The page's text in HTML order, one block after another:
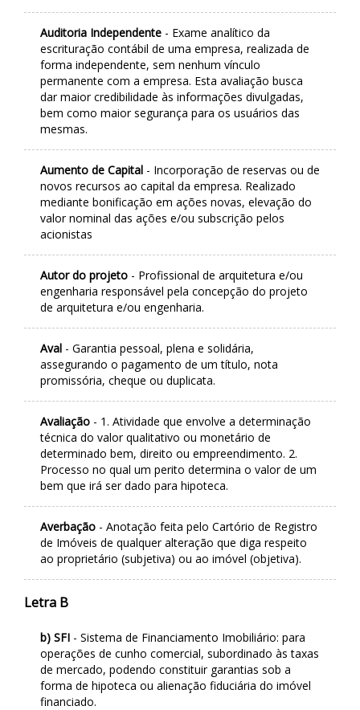
Auditoria Independente - Exame analítico da
escrituração contábil de uma empresa, realizada de
forma independente, sem nenhum vínculo
permanente com a empresa. Esta avaliação busca
dar maior credibilidade às informações divulgadas,
bem como maior segurança para os usuários das
mesmas.
Aumento de Capital - Incorporação de reservas ou de
novos recursos ao capital da empresa. Realizado
mediante bonificação em ações novas, elevação do
valor nominal das ações e/ou subscrição pelos
acionistas
Autor do projeto - Profissional de arquitetura e/ou
engenharia responsável pela concepção do projeto
de arquitetura e/ou engenharia.
Aval - Garantia pessoal, plena e solidária,
assegurando o pagamento de um título, nota
promissória, cheque ou duplicata.
Avaliação - 1. Atividade que envolve a determinação
técnica do valor qualitativo ou monetário de
determinado bem, direito ou empreendimento. 2.
Processo no qual um perito determina o valor de um
bem que irá ser dado para hipoteca.
Averbação - Anotação feita pelo Cartório de Registro
de Imóveis de qualquer alteração que diga respeito
ao proprietário (subjetiva) ou ao imóvel (objetiva).
Letra B
b) SFI - Sistema de Financiamento Imobiliário: para
operações de cunho comercial, subordinado às taxas
de mercado, podendo constituir garantias sob a
forma de hipoteca ou alienação fiduciária do imóvel
financiado.